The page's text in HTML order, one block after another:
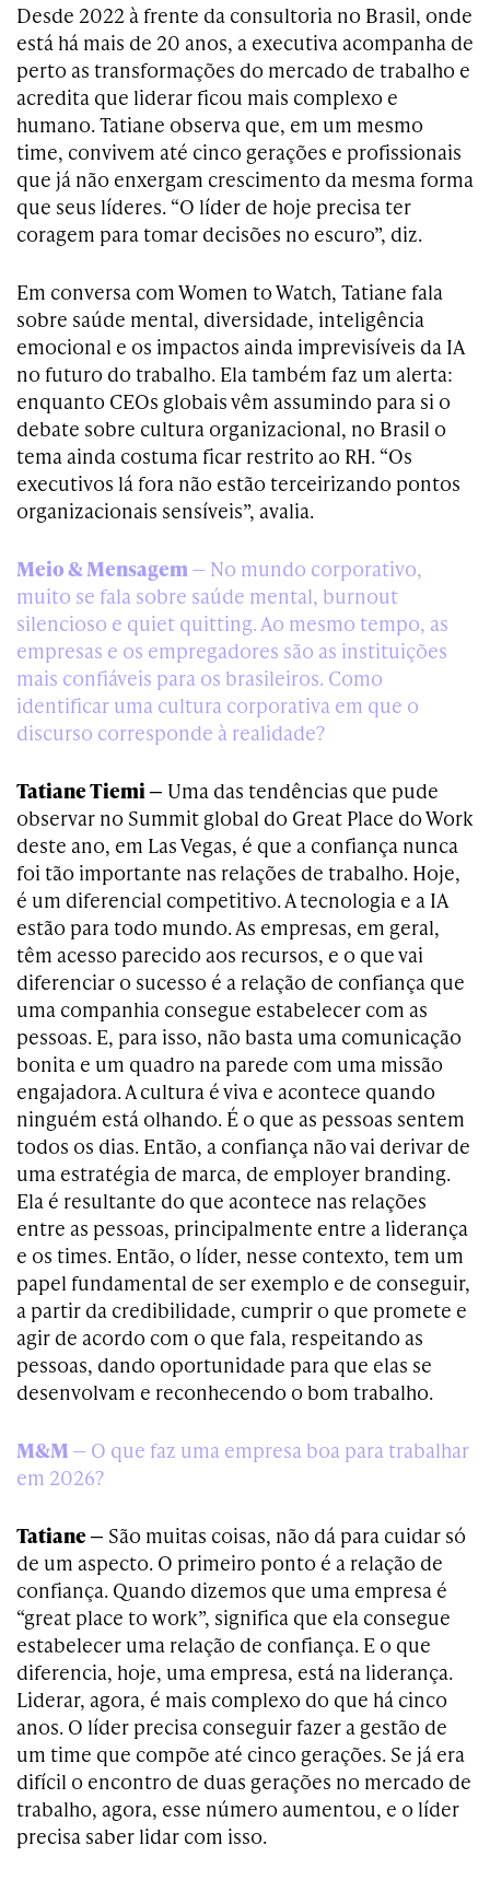
Desde 2022 à frente da consultoria no Brasil, onde
está há mais de 20 anos, a executiva acompanha de
perto as transformações do mercado de trabalho e
acredita que liderar ficou mais complexo e
humano. Tatiane observa que, em um mesmo
time, convivem até cinco gerações e profissionais
que já não enxergam crescimento da mesma forma
que seus líderes. “O líder de hoje precisa ter
coragem para tomar decisões no escuro”, diz.
Em conversa com Women to Watch, Tatiane fala
sobre saúde mental, diversidade, inteligência
emocional e os impactos ainda imprevisíveis da IA
no futuro do trabalho. Ela também faz um alerta:
enquanto CEOs globais vêm assumindo para si o
debate sobre cultura organizacional, no Brasil o
tema ainda costuma ficar restrito ao RH. “Os
executivos lá fora não estão terceirizando pontos
organizacionais sensíveis”, avalia.
Meio & Mensagem— No mundo corporativo,
muito se fala sobre saúde mental, burnout
silencioso e quiet quitting. Ao mesmo tempo, as
empresas e os empregadores são as instituições
mais confiáveis para os brasileiros. Como
identificar uma cultura corporativa em que o
discurso corresponde à realidade?
Tatiane Tiemi — Uma das tendências que pude
observar no Summit global do Great Place do Work
deste ano, em Las Vegas, é que a confiança nunca
foi tão importante nas relações de trabalho. Hoje,
é um diferencial competitivo. A tecnologia e a IA
estão para todo mundo. As empresas, em geral,
têm acesso parecido aos recursos, e o que vai
diferenciar o sucesso é a relação de confiança que
uma companhia consegue estabelecer com as
pessoas. E, para isso, não basta uma comunicação
bonita e um quadro na parede com uma missão
engajadora. A cultura é viva e acontece quando
ninguém está olhando. É o que as pessoas sentem
todos os dias. Então, a confiança não vai derivar de
uma estratégia de marca, de employer branding.
Ela é resultante do que acontece nas relações
entre as pessoas, principalmente entre a liderança
e os times. Então, o líder, nesse contexto, tem um
papel fundamental de ser exemplo e de conseguir,
a partir da credibilidade, cumprir o que promete e
agir de acordo com o que fala, respeitando as
pessoas, dando oportunidade para que elas se
desenvolvam e reconhecendo o bom trabalho.
M&M — O que faz uma empresa boa para trabalhar
em 2026?
Tatiane — São muitas coisas, não dá para cuidar só
de um aspecto. O primeiro ponto é a relação de
confiança. Quando dizemos que uma empresa é
“great place to work”, significa que ela consegue
estabelecer uma relação de confiança. E o que
diferencia, hoje, uma empresa, está na liderança.
Liderar, agora, é mais complexo do que há cinco
anos. O líder precisa conseguir fazer a gestão de
um time que compõe até cinco gerações. Se já era
difícil o encontro de duas gerações no mercado de
trabalho, agora, esse número aumentou, e o líder
precisa saber lidar com isso.